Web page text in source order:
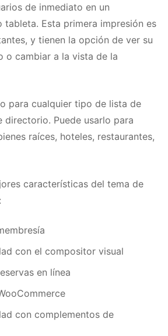
de inmediato en un
tableta. Esta primera impresión es
y tienen la opción de ver su
o cambiar a la vista de la
para cualquier tipo de lista de
directorio. Puede usarlo para
raíces, hoteles, restaurantes,
características del tema de
con el compositor visual
en línea
con complementos de